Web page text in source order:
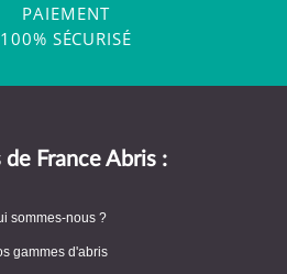
PAIEMENT
100% SÉCURISÉ
de France Abris :
sommes-nous ?
gammes d'abris